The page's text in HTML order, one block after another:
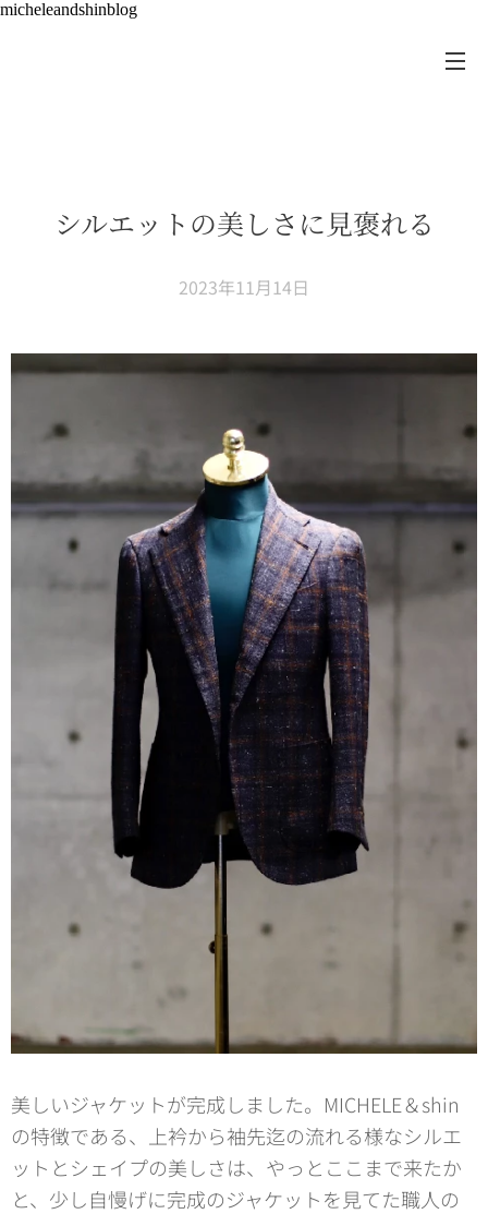
micheleandshinblog
シルエットの美しさに見褒れる
2023年11月14日
美しいジャケットが完成しました。MICHELE＆shin
の特徴である、上衿から袖先迄の流れる様なシルエ
ットとシェイプの美しさは、やっとここまで来たか
と、少し自慢げに完成のジャケットを見てた職人の